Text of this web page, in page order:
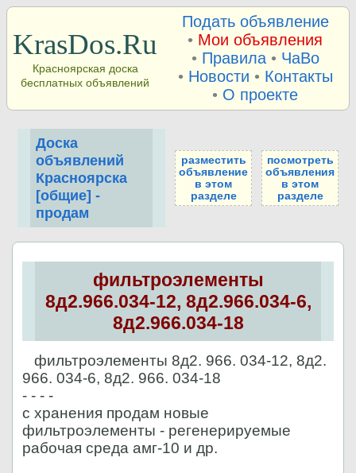
KrasDos.Ru
Красноярская доска
бесплатных объявлений
Подать объявление
• Мои объявления
• Правила• ЧаВо
• Новости • Контакты
• О проекте
Доска
объявлений
Красноярска
[общие] -
продам
разместить
объявление
в этом
разделе
посмотреть
объявления
в этом
разделе
фильтроэлементы
8д2.966.034-12, 8д2.966.034-6,
8д2.966.034-18
фильтроэлементы 8д2. 966. 034-12, 8д2.
966. 034-6, 8д2. 966. 034-18
- - - -
с хранения продам новые
фильтроэлементы - регенерируемые
рабочая среда амг-10 и др.